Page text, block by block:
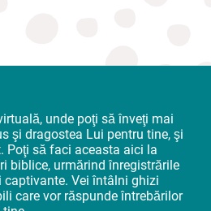
unde poţi să înveţi mai
şi dragostea Lui pentru tine, şi
Poţi să faci aceasta aici la
biblice, urmărind înregistrările
Vei întâlni ghizi
care vor răspunde întrebărilor